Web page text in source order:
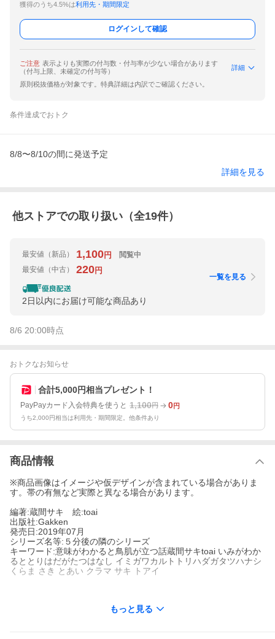
獲得のうち4.5%は利用先・期間限定
ログインして確認
ご注意 表示よりも実際の付与数・付与率が少ない場合があります
（付与上限、未確定の付与等）
詳細
原則税抜価格が対象です。特典詳細は内訳でご確認ください。
条件達成でおトク
8/8〜8/10の間に発送予定
詳細を見る
他ストアでの取り扱い（全19件）
最安値 （新品） 1,100円
閲覧中
最安値 （中古） 220円
2日以内にお届け可能な商品あり
一覧を見る
8/6 20:00時点
おトクなお知らせ
合計5,000円相当プレゼント！
PayPayカード入会特典を使うと 1,100円 0円
うち2,000円相当は利用先・期間限定。他条件あり
商品情報
※商品画像はイメージや仮デザインが含まれている場合がありま
す。帯の有無など実際と異なる場合があります。
編著:蔵間サキ 絵:toai
出版社:Gakken
発売日:2019年07月
シリーズ名等:５分後の隣のシリーズ
キーワード:意味がわかると鳥肌が立つ話蔵間サキtoai いみがわか
るととりはだがたつはなし イミガワカルトトリハダガタツハナシ
くらま さき とあい クラマ サキ トアイ
もっと見る